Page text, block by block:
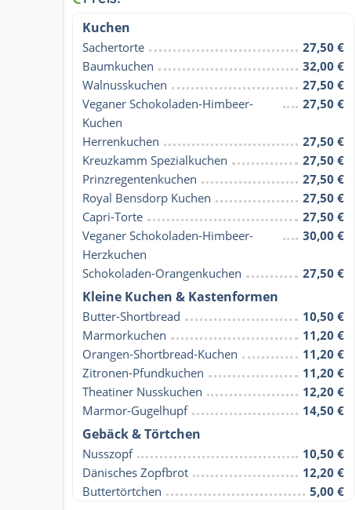
Kuchen
Sachertorte
27,50 €
Baumkuchen
32,00 €
Walnusskuchen
27,50 €
Veganer Schokoladen-Himbeer-
Kuchen
27,50 €
Herrenkuchen
27,50 €
Kreuzkamm Spezialkuchen
27,50 €
Prinzregentenkuchen
27,50 €
Royal Bensdorp Kuchen
27,50 €
Capri-Torte
27,50 €
Veganer Schokoladen-Himbeer-
Herzkuchen
30,00 €
Schokoladen-Orangenkuchen 27,50 €
Kleine Kuchen & Kastenformen
Butter-Shortbread
10,50 €
Marmorkuchen
11,20 €
Orangen-Shortbread-Kuchen
11,20 €
Zitronen-Pfundkuchen
11,20 €
Theatiner Nusskuchen
12,20 €
Marmor-Gugelhupf
14,50 €
Gebäck & Törtchen
Nusszopf
10,50 €
Dänisches Zopfbrot
12,20 €
Buttertörtchen
5,00 €